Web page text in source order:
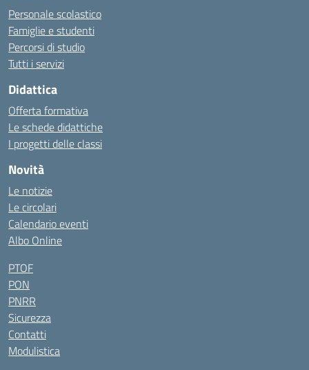
Personale scolastico
Famiglie e studenti
Percorsi di studio
Tutti i servizi
Didattica
Offerta formativa
Le schede didattiche
I progetti delle classi
Novità
Le notizie
Le circolari
Calendario eventi
Albo Online
PTOF
PON
PNRR
Sicurezza
Contatti
Modulistica